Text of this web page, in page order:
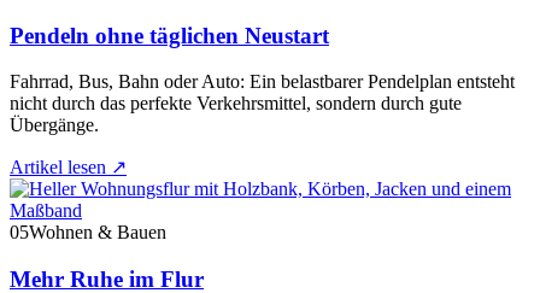
Pendeln ohne täglichen Neustart
Fahrrad, Bus, Bahn oder Auto: Ein belastbarer Pendelplan entsteht
nicht durch das perfekte Verkehrsmittel, sondern durch gute
Übergänge.
Artikel lesen ↗
05Wohnen & Bauen
Mehr Ruhe im Flur